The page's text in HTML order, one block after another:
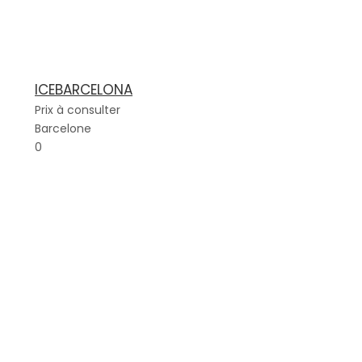
ICEBARCELONA
Prix à consulter
Barcelone
0